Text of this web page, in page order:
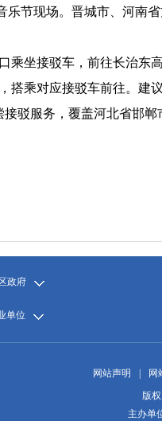
乐节现场。晋城市、河南
坐接驳车，前往长治东
搭乘对应接驳车前往。建
服务，覆盖河北省邯郸
政府
单位
网站声明
网
版
主办单